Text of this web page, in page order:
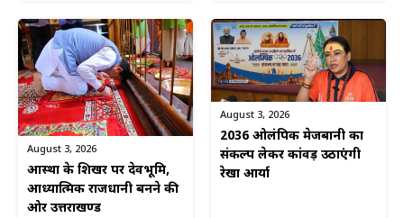
August 3, 2026
आस्था के शिखर पर देवभूमि,
आध्यात्मिक राजधानी बनने की
ओर उत्तराखण्ड
August 3, 2026
2036 ओलंपिक मेजबानी का
संकल्प लेकर कांवड़ उठाएंगी
रेखा आर्या